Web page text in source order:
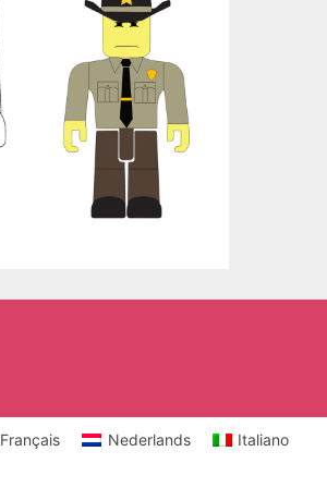
Français Nederlands Italiano